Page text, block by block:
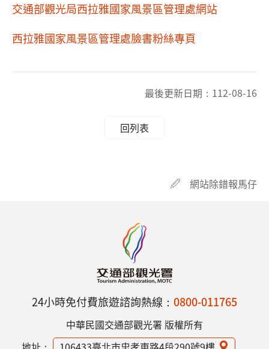
交通部觀光局西拉雅國家風景區管理處網站
西拉雅國家風景區管理處臉書粉絲專頁
最後更新日期： 112-08-16
回列表
網站除錯報馬仔
24小時免付費旅遊諮詢熱線： 0800-011765
中華民國交通部觀光署 版權所有